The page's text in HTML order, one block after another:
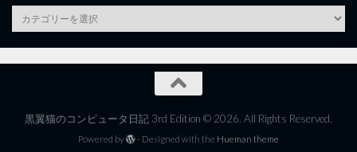
category
黒翼猫のコンピュータ日記 3rd Edition © 2026. All Rights Reserved.
Powered by - Designed with the Hueman theme